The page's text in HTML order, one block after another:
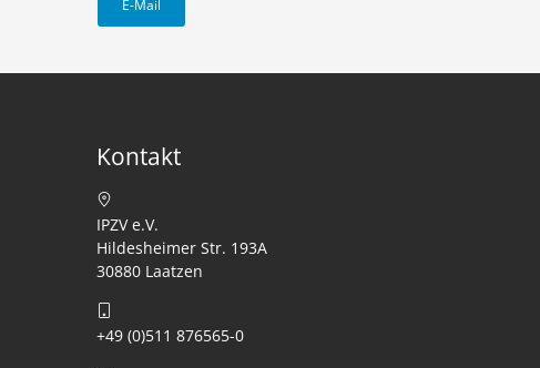
E-Mail
Kontakt
IPZV e.V.
Hildesheimer Str. 193A
30880 Laatzen
+49 (0)511 876565-0